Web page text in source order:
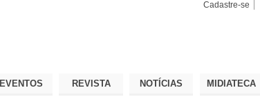
Cadastre-se
EVENTOS REVISTA NOTÍCIAS MIDIATECA